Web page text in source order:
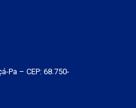
Pa – CEP: 68.750-